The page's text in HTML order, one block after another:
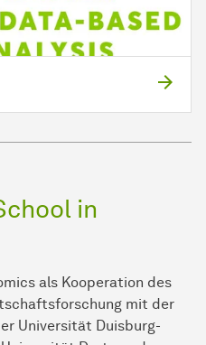
in
als Kooperation des
mit der
Universität Duisburg-